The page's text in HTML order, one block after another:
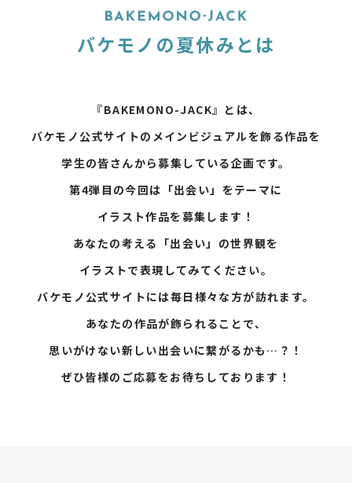
バケモノの夏休みとは
『BAKEMONO-JACK』とは、
バケモノ公式サイトの メインビジュアルを飾る作品を
学⽣の皆さんから募集している企画です。
第4弾目の今回は「出会い」をテーマに
イラスト作品を募集します！
あなたの考える「出会い」の世界観を
イラストで表現してみてください。
バケモノ公式サイトには毎日様々な方が訪れます。
あなたの作品が飾られることで、
思いがけない新しい出会いに繋がるかも…？！
ぜひ皆様のご応募をお待ちしております！